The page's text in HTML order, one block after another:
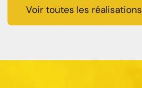
Voir toutes les réalisations